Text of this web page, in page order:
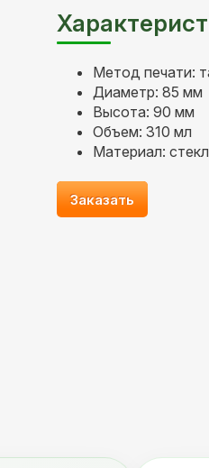
Метод печати:
Диаметр: 85 мм
Высота: 90 мм
Объем: 310 мл
Материал:
Заказать